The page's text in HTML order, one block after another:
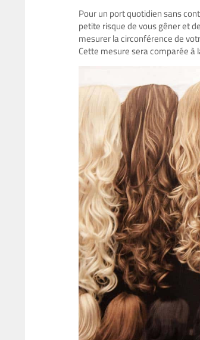
Pour un port quotidien sans
petite risque de vous gêner et
mesurer la circonférence de
Cette mesure sera comparée à